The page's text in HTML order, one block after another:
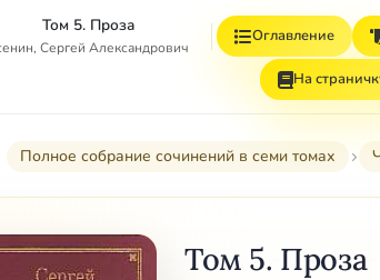
Том 5. Проза
Сергей Александрович
Оглавление
На
Полное собрание сочинений в семи томах
Том 5. Проза